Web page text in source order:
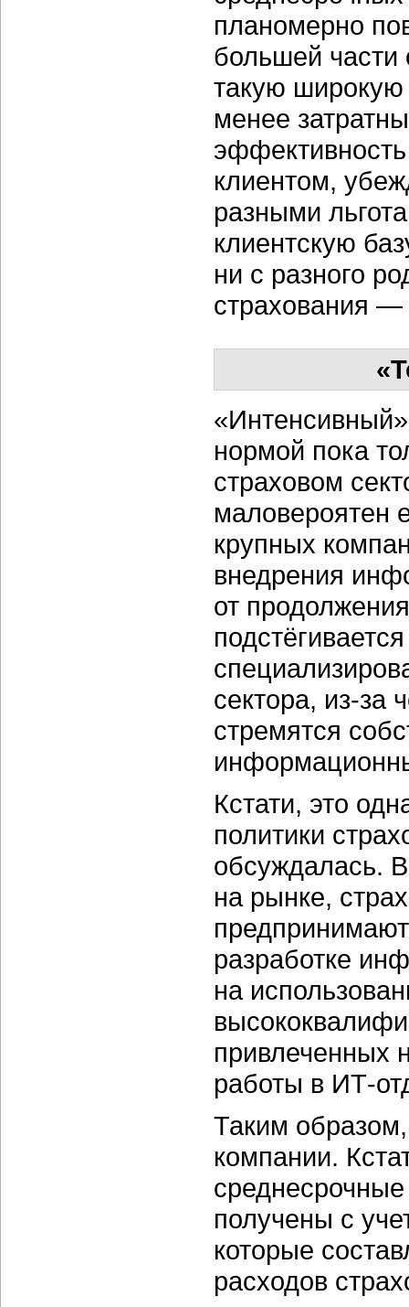
планомерно
большей части
такую широкую
менее
клиентом,
разными
клиентскую
ни с разного
страхования —
нормой пока
страховом
маловероятен
крупных
внедрения
от
сектора, из-за
стремятся
Кстати, это
политики
обсуждалась.
на рынке,
разработке
на
привлеченных
работы в ИТ-
Таким
компании.
получены с
которые
расходов